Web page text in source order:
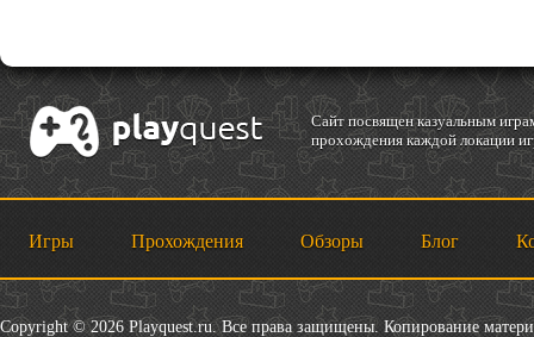
Cайт посвящен казуальным
прохождения каждой локации
Игры Прохождения Обзоры Блог
Copyright © 2026 Playquest.ru. Все права защищены. Копирование